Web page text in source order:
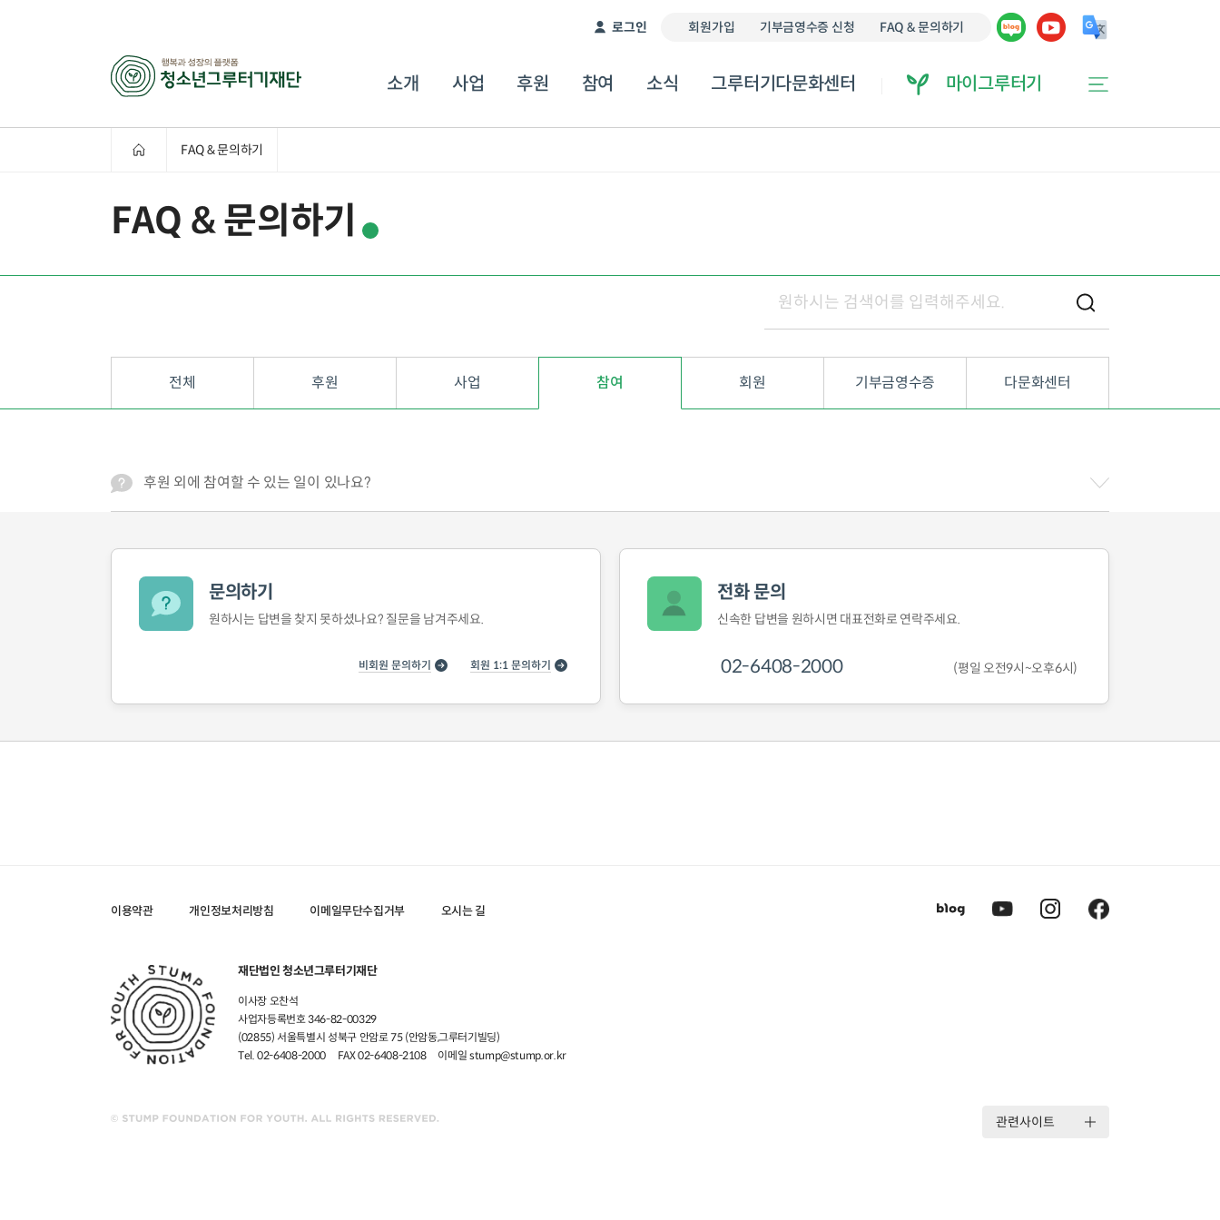
로그인 회원가입 기부금영수증 신청 FAQ & 문의하기
소개 사업 후원 참여 소식 그루터기다문화센터 마이그루터기
FAQ & 문의하기
FAQ & 문의하기
전체 후원 사업 참여 회원 기부금영수증 다문화센터
후원 외에 참여할 수 있는 일이 있나요?
문의하기
원하시는 답변을 찾지 못하셨나요? 질문을 남겨주세요.
비회원 문의하기 회원 1:1 문의하기
전화 문의
신속한 답변을 원하시면 대표전화로 연락주세요.
02-6408-2000 (평일 오전9시~오후6시)
이용약관 개인정보처리방침 이메일무단수집거부 오시는 길
재단법인 청소년그루터기재단
이사장 오찬석
사업자등록번호 346-82-00329
(02855) 서울특별시 성북구 안암로 75 (안암동,그루터기빌딩)
Tel. 02-6408-2000
FAX 02-6408-2108 이메일 stump@stump.or.kr
관련사이트